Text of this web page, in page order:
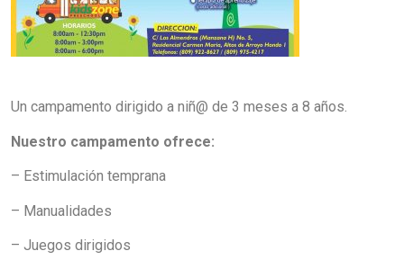
Un campamento dirigido a niñ@ de 3 meses a 8 años.
Nuestro campamento ofrece:
– Estimulación temprana
– Manualidades
– Juegos dirigidos